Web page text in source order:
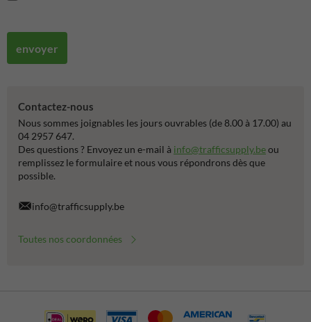
envoyer
Contactez-nous
Nous sommes joignables les jours ouvrables (de 8.00 à 17.00) au
04 2957 647.
Des questions ? Envoyez un e-mail à info@trafficsupply.beou
remplissez le formulaire et nous vous répondrons dès que
possible.
info@trafficsupply.be
Toutes nos coordonnées